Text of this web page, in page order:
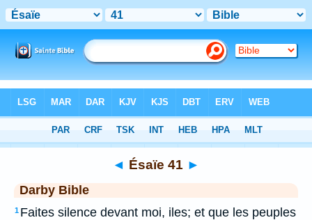
> Ésaïe 41
◄ Ésaïe 41 ►
Darby Bible
1 Faites silence devant moi, iles; et que les peuples